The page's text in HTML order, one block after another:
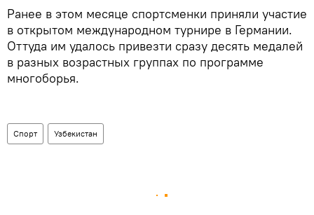
Ранее в этом месяце спортсменки приняли участие
в открытом международном турнире в Германии.
Оттуда им удалось привезти сразу десять медалей
в разных возрастных группах по программе
многоборья.
Спорт Узбекистан